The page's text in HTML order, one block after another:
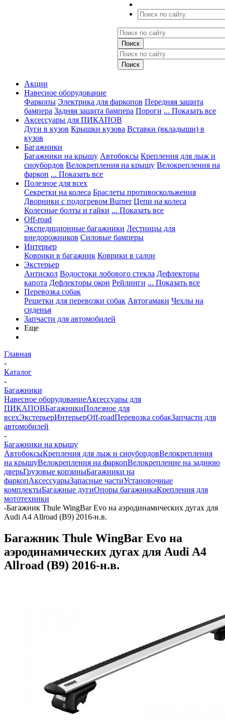
Акции
Навесное оборудование
Фаркопы Электрика для фаркопов Передняя защита
бампера Задняя защита бампера Пороги ... Показать все
Аксессуары для ПИКАПОВ
Дуги в кузов Крышки кузова Вставки (вкладыши) в
кузов
Багажники
Багажники на крышу Автобоксы Крепления для лыж и
сноубордов Велокрепления на крышу Велокрепления на
фаркоп ... Показать все
Полезное для всех
Секретки на колеса Браслеты противоскольжения
Дворники с подогревом Burner Цепи на колеса
Колесные болты и гайки ... Показать все
Off-road
Экспедиционные багажники Лестницы для
внедорожников Силовые бамперы
Интерьер
Коврики в багажник Коврики в салон
Экстерьер
Антискол Водостоки лобового стекла Дефлекторы
капота Дефлекторы окон Рейлинги ... Показать все
Перевозка собак
Решетки для перевозки собак Автогамаки Чехлы на
сиденья
Запчасти для автомобилей
Еще
Главная
-
Каталог
-
Багажники
Навесное оборудованиеАксессуары для
ПИКАПОВБагажникиПолезное для
всехЭкстерьерИнтерьерOff-roadПеревозка собакЗапчасти для
автомобилей
-
Багажники на крышу
АвтобоксыКрепления для лыж и сноубордовВелокрепления
на крышуВелокрепления на фаркопВелокрепление на заднюю
дверьГрузовые корзиныБагажники на
фаркопАксессуарыЗапасные частиУстановочные
комплектыБагажные дугиОпоры багажникаКрепления для
мототехники
-Багажник Thule WingBar Evo на аэродинамических дугах для
Audi A4 Allroad (B9) 2016-н.в.
Багажник Thule WingBar Evo на
аэродинамических дугах для Audi A4
Allroad (B9) 2016-н.в.